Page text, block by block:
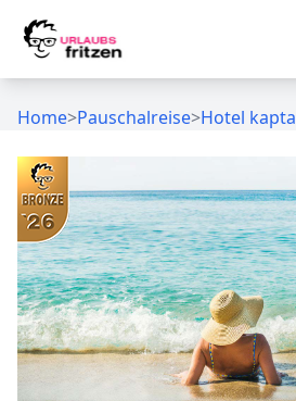
Home>Pauschalreise>Hotel